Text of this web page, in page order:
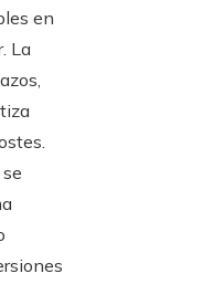
en
La